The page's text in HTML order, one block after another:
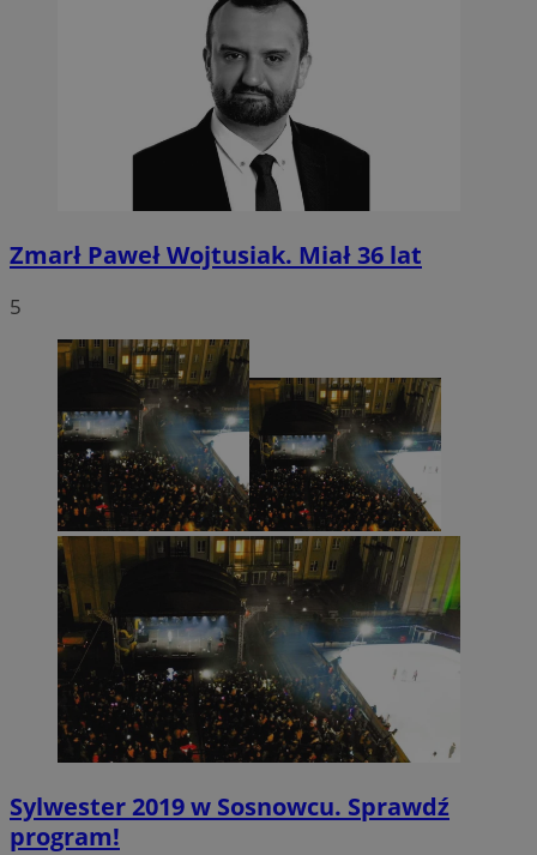
Zmarł Paweł Wojtusiak. Miał 36 lat
5
Sylwester 2019 w Sosnowcu. Sprawdź
program!